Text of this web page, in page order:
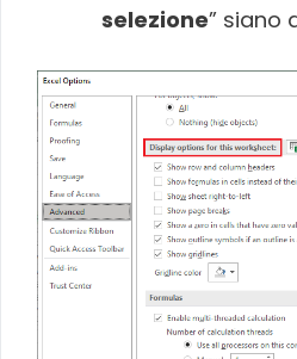
selezione” siano